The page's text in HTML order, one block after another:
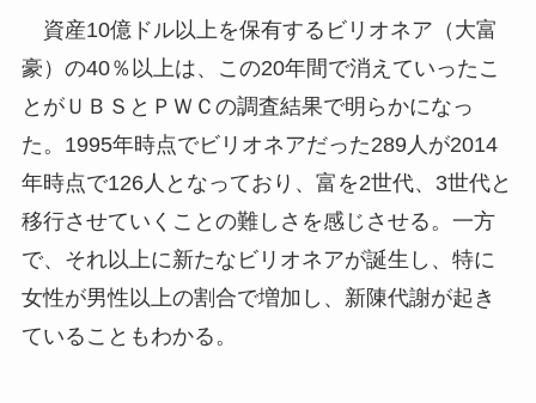
資産10億ドル以上を保有するビリオネア（大富
豪）の40％以上は、この20年間で消えていったこ
とがＵＢＳとＰＷＣの調査結果で明らかになっ
た。1995年時点でビリオネアだった289人が2014
年時点で126人となっており、富を2世代、3世代と
移行させていくことの難しさを感じさせる。一方
で、それ以上に新たなビリオネアが誕生し、特に
女性が男性以上の割合で増加し、新陳代謝が起き
ていることもわかる。